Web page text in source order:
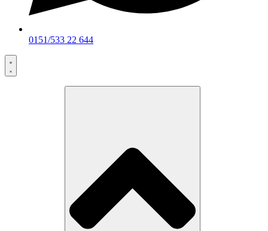
0151/533 22 644